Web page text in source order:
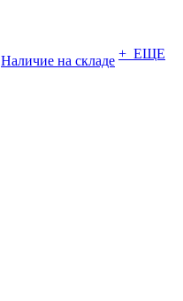
Наличие на складе + ЕЩЕ